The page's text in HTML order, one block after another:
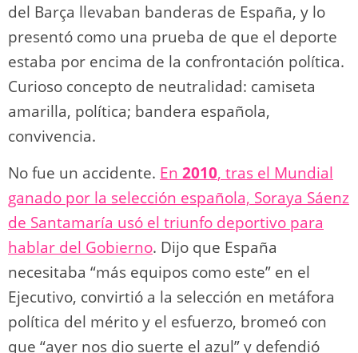
del Barça llevaban banderas de España, y lo
presentó como una prueba de que el deporte
estaba por encima de la confrontación política.
Curioso concepto de neutralidad: camiseta
amarilla, política; bandera española,
convivencia.
No fue un accidente. En 2010, tras el Mundial
ganado por la selección española, Soraya Sáenz
de Santamaría usó el triunfo deportivo para
hablar del Gobierno. Dijo que España
necesitaba “más equipos como este” en el
Ejecutivo, convirtió a la selección en metáfora
política del mérito y el esfuerzo, bromeó con
que “ayer nos dio suerte el azul” y defendió